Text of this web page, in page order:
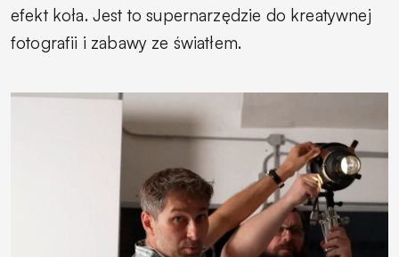
efekt koła. Jest to supernarzędzie do kreatywnej
fotografii i zabawy ze światłem.